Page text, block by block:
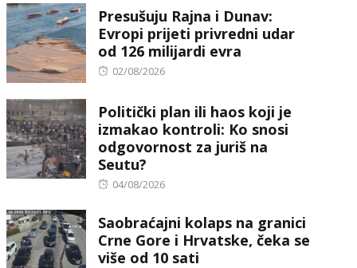
Presušuju Rajna i Dunav:
Evropi prijeti privredni udar
od 126 milijardi evra
Posted
02/08/2026
Politički plan ili haos koji je
izmakao kontroli: Ko snosi
odgovornost za juriš na
Seutu?
Posted
04/08/2026
Saobraćajni kolaps na granici
Crne Gore i Hrvatske, čeka se
više od 10 sati